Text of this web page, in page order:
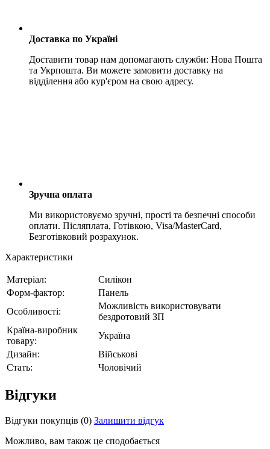
Доставка по Україні
Доставити товар нам допомагають служби: Нова Пошта
та Укрпошта. Ви можете замовити доставку на
відділення або кур'єром на свою адресу.
Зручна оплата
Ми використовуємо зручні, прості та безпечні способи
оплати. Післяплата, Готівкою, Visa/MasterCard,
Безготівковий розрахунок.
Характеристики
Матеріал:
Силікон
Форм-фактор:
Панель
Особливості:
Можливість використовувати
бездротовий ЗП
Країна-виробник
товару:
Україна
Дизайн:
Військові
Стать:
Чоловічий
Відгуки
Відгуки покупців (0) Залишити відгук
Можливо, вам також це сподобається